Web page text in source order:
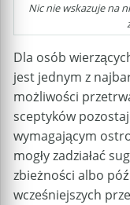
Nic nie wskazuje na
Dla osób
jest jednym z
możliwości
sceptyków
wymagającym
mogły zadziałać
zbieżności albo
wcześniejszych